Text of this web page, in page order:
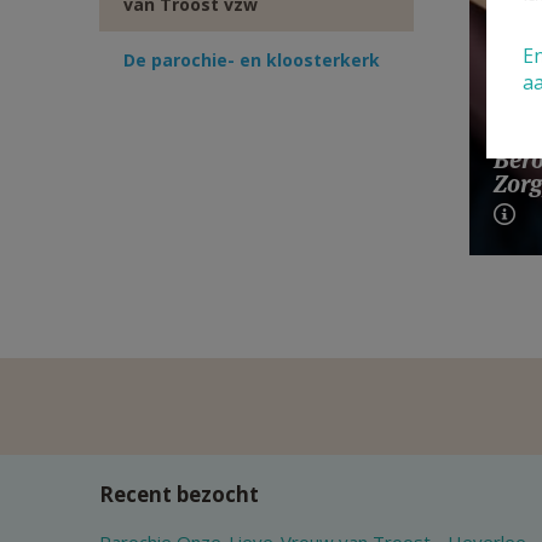
De parochie- en kloosterkerk
Recent bezocht